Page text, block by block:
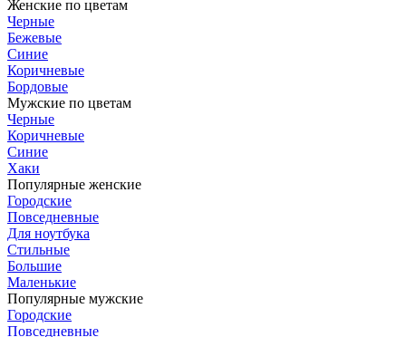
Женские по цветам
Черные
Бежевые
Синие
Коричневые
Бордовые
Мужские по цветам
Черные
Коричневые
Синие
Хаки
Популярные женские
Городские
Повседневные
Для ноутбука
Стильные
Большие
Маленькие
Популярные мужские
Городские
Повседневные